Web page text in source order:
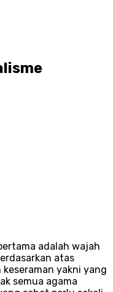
adalah wajah
atas
yakni yang
semua agama